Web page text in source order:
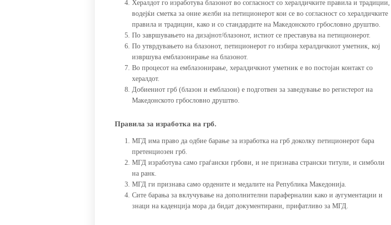
Хералдот го изработува блазонот во согласност со хералдичките правила и традиции,
водејќи сметка за оние желби на петиционерот кои се во согласност со хералдичките
правила и традиции, како и со стандардите на Македонското грбословно друштво.
По завршувањето на дизајнот/блазонот, истиот се преставува на петиционерот.
По утврдувањето на блазонот, петиционерот го избира хералдичкиот уметник, кој
извршува емблазонирање на блазонот.
Во процесот на емблазонирање, хералдичкиот уметник е во постојан контакт со
хералдот.
Добиениот грб (блазон и емблазон) е подготвен за заведување во регистерот на
Македонското грбословно друштво.
Правила за изработка на грб.
МГД има право да одбие барање за изработка на грб доколку петиционерот бара
претенциозен грб.
МГД изработува само граѓански грбови, и не признава странски титули, и симболи
на ранк.
МГД ги признава само ордените и медалите на Република Македонија.
Сите барања за вклучување на дополнителни параферналии како и аугументации и
знаци на каденција мора да бидат документирани, прифатливо за МГД.